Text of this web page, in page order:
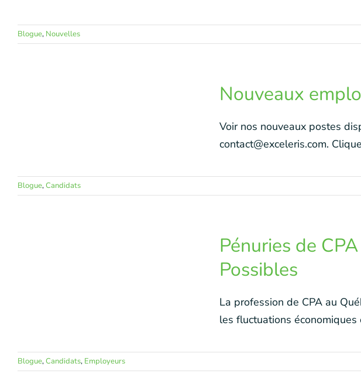
Blogue, Nouvelles
Nouveaux
Voir nos nouveaux postes
contact@exceleris.com.
Blogue,Candidats
Pénuries de
Possibles
La profession de CPA au
les fluctuations économiques
Blogue,Candidats, Employeurs